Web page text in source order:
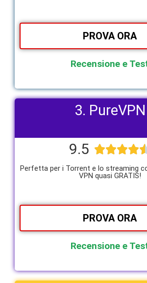
PROVA ORA
Recensione e
3. PureVPN
9.5 
Perfetta per i Torrent e lo streaming
VPN quasi GRATIS!
PROVA ORA
Recensione e